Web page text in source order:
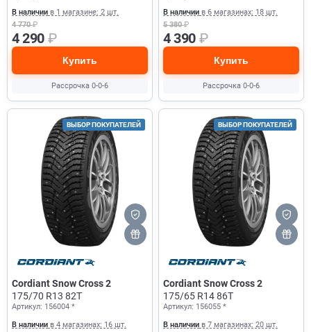
В наличии в 1 магазине: 2 шт.
4 770₽
4 290 ₽
Купить
Рассрочка 0-0-6
В наличии в 6 магазинах: 18 шт.
5 380₽
4 390 ₽
Купить
Рассрочка 0-0-6
ВЫБОР ПОКУПАТЕЛЕЙ
Cordiant Snow Cross 2
175/70 R13 82T
Артикул: 156004 *
В наличии в 4 магазинах: 16 шт.
ВЫБОР ПОКУПАТЕЛЕЙ
Cordiant Snow Cross 2
175/65 R14 86T
Артикул: 156055 *
В наличии в 7 магазинах: 20 шт.